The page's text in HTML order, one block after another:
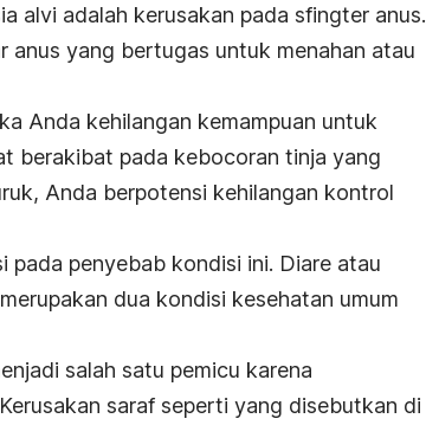
alvi adalah kerusakan pada sfingter anus.
yang bertugas untuk menahan atau
Anda kehilangan kemampuan untuk
berakibat pada kebocoran tinja yang
Anda berpotensi kehilangan kontrol
penyebab kondisi ini. Diare atau
dua kondisi kesehatan umum
salah satu pemicu karena
saraf seperti yang disebutkan di